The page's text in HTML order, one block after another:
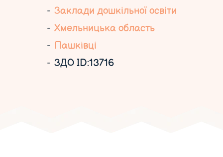
Заклади дошкільної освіти
Хмельницька область
Пашківці
ЗДО ID:13716